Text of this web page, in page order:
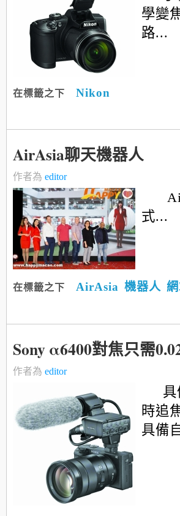
學變
路...
在標籤之下
Nikon
AirAsia聊天機器人
作者為 editor
式...
在標籤之下 AirAsia 機器人
Sony α6400對焦只需
作者為 editor
時追
具備